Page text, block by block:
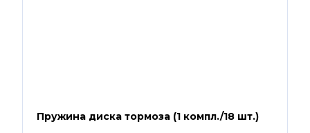
Пружина диска тормоза (1 компл./18 шт.)